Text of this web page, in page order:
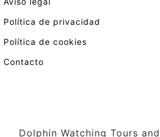
Política de privacidad
Política de cookies
Contacto
Dolphin Watching Tours